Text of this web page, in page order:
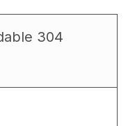
304